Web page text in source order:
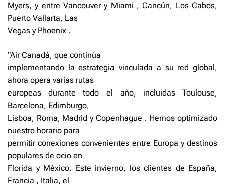
Myers, y entre Vancouver y Miami , Cancún, Los Cabos,
Puerto Vallarta, Las
Vegas y Phoenix .
“Air Canadá, que continúa
implementando la estrategia vinculada a su red global,
ahora opera varias rutas
europeas durante todo el año, incluidas Toulouse,
Barcelona, ​​Edimburgo,
Lisboa, Roma, Madrid y Copenhague . Hemos optimizado
nuestro horario para
permitir conexiones convenientes entre Europa y destinos
populares de ocio en
Florida y México. Este invierno, los clientes de España,
Francia , Italia, el